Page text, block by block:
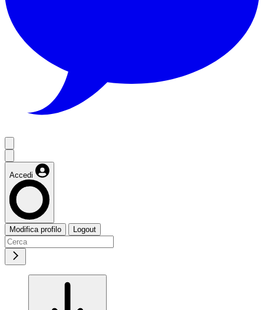
Accedi
Modifica profilo Logout